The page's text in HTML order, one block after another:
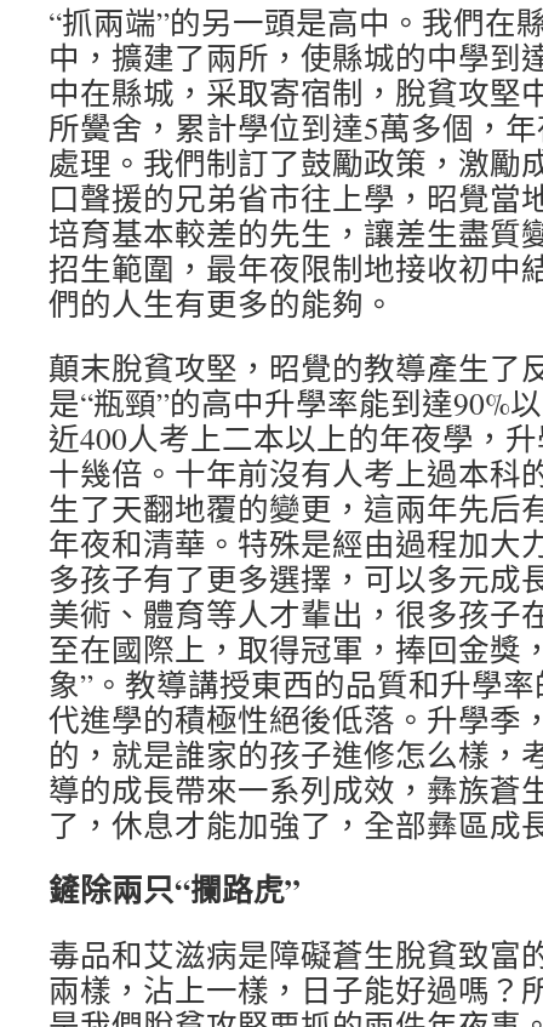
“抓兩端”的另一頭是高中。我們在
中，擴建了兩所，使縣城的中學到
中在縣城，采取寄宿制，脫貧攻堅
所黌舍，累計學位到達5萬多個，
處理。我們制訂了鼓勵政策，激勵
口聲援的兄弟省市往上學，昭覺當
培育基本較差的先生，讓差生盡質
招生範圍，最年夜限制地接收初中
們的人生有更多的能夠。
顛末脫貧攻堅，昭覺的教導產生了
是“瓶頸”的高中升學率能到達90%
近400人考上二本以上的年夜學，
十幾倍。十年前沒有人考上過本科
生了天翻地覆的變更，這兩年先后
年夜和清華。特殊是經由過程加大
多孩子有了更多選擇，可以多元成
美術、體育等人才輩出，很多孩子
至在國際上，取得冠軍，捧回金獎
象”。教導講授東西的品質和升學
代進學的積極性絕後低落。升學季
的，就是誰家的孩子進修怎么樣，
導的成長帶來一系列成效，彝族蒼
了，休息才能加強了，全部彝區成
鏟除兩只“攔路虎”
毒品和艾滋病是障礙蒼生脫貧致富
兩樣，沾上一樣，日子能好過嗎？